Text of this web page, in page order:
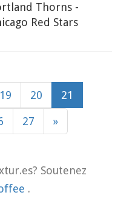
Thorns -
Red Stars
19 20 21
27 »
Soutenez
.